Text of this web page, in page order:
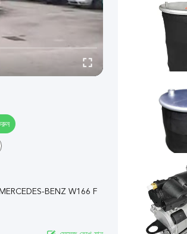
MERCEDES-BENZ W166 F